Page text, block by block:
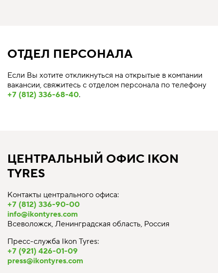
ОТДЕЛ ПЕРСОНАЛА
Если Вы хотите откликнуться на открытые в компании
вакансии, свяжитесь с отделом персонала по телефону
+7 (812) 336-68-40.
ЦЕНТРАЛЬНЫЙ ОФИС IKON
TYRES
Контакты центрального офиса:
+7 (812) 336-90-00
info@ikontyres.com
Всеволожск, Ленинградская область, Россия
Пресс-служба Ikon Tyres:
+7 (921) 426-01-09
press@ikontyres.com